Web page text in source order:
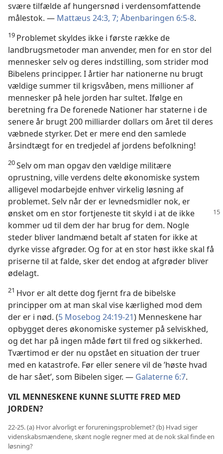
svære tilfælde af hungersnød i verdensomfattende
målestok. — Mattæus 24:3, 7; Åbenbaringen 6:5-8.
19 Problemet skyldes ikke i første række de
landbrugsmetoder man anvender, men for en stor del
mennesker selv og deres indstilling, som strider mod
Bibelens principper. I årtier har nationerne nu brugt
vældige summer til krigsvåben, mens millioner af
mennesker på hele jorden har sultet. Ifølge en
beretning fra De forenede Nationer har staterne i de
senere år brugt 200 milliarder dollars om året til deres
væbnede styrker. Det er mere end den samlede
årsindtægt for en tredjedel af jordens befolkning!
20Selv om man opgav den vældige militære
oprustning, ville verdens delte økonomiske system
alligevel modarbejde enhver virkelig løsning af
problemet. Selv når der er levnedsmidler nok, er
ønsket om en stor fortjenestetit skyld i at de ikke
kommer ud til dem der har brug for dem. Nogle
steder bliver landmænd betalt af staten for ikke at
dyrke visse afgrøder. Og for at en stor høst ikke skal få
priserne til at falde, sker det endog at afgrøder bliver
ødelagt.
21 Hvor er alt dette dog fjernt fra de bibelske
principper om at man skal vise kærlighed mod dem
der er i nød. (5 Mosebog 24:19-21) Menneskene har
opbygget deres økonomiske systemer på selviskhed,
og det har på ingen måde ført til fred og sikkerhed.
Tværtimod er der nu opstået en situation der truer
med en katastrofe. Før eller senere vil de ’høste hvad
de har sået’, som Bibelen siger. — Galaterne 6:7.
VIL MENNESKENE KUNNE SLUTTE FRED MED
JORDEN?
22-25. (a) Hvor alvorligt er forureningsproblemet? (b) Hvad siger
videnskabsmændene, skønt nogle regner med at de nok skal finde en
løsning?